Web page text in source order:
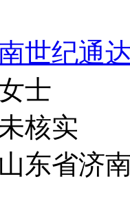
世纪通
士
未核实
东省济